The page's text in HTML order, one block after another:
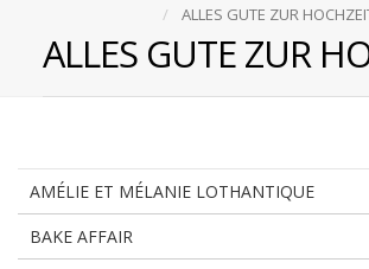
ALLES GUTE ZUR
ALLES GUTE ZUR
AMÉLIE ET MÉLANIE LOTHANTIQUE
BAKE AFFAIR